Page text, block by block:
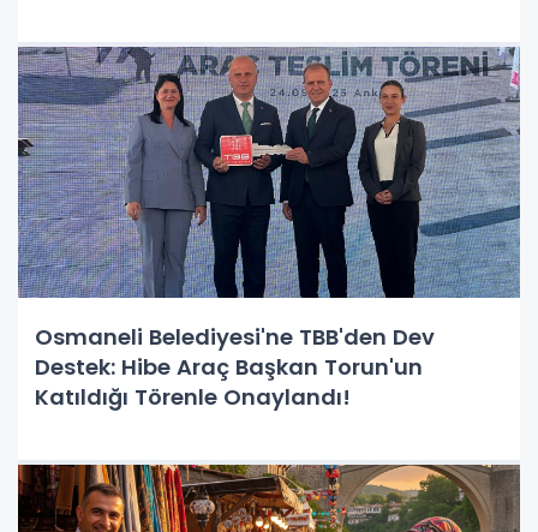
Osmaneli Belediyesi'ne TBB'den Dev
Destek: Hibe Araç Başkan Torun'un
Katıldığı Törenle Onaylandı!